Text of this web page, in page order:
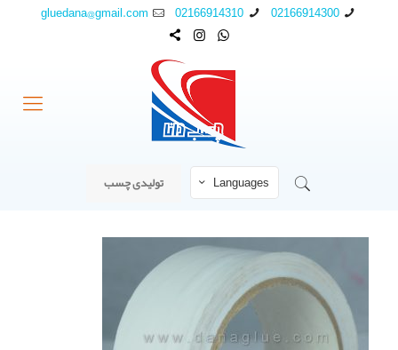
02166914300
02166914310
gluedana@gmail.com
Languages تولیدی چسب